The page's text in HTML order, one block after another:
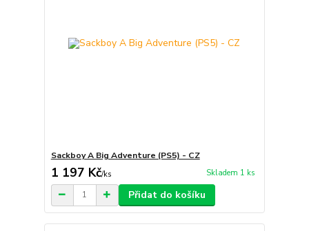
Sackboy A Big Adventure (PS5) - CZ
1 197 Kč/ks Skladem 1 ks
Přidat do košíku